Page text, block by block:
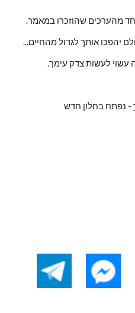
מהערכים שהוזכרו במאמר.
יהפכו אותך לגדול מהחיים...
עשוי לעשות צדק עימך.